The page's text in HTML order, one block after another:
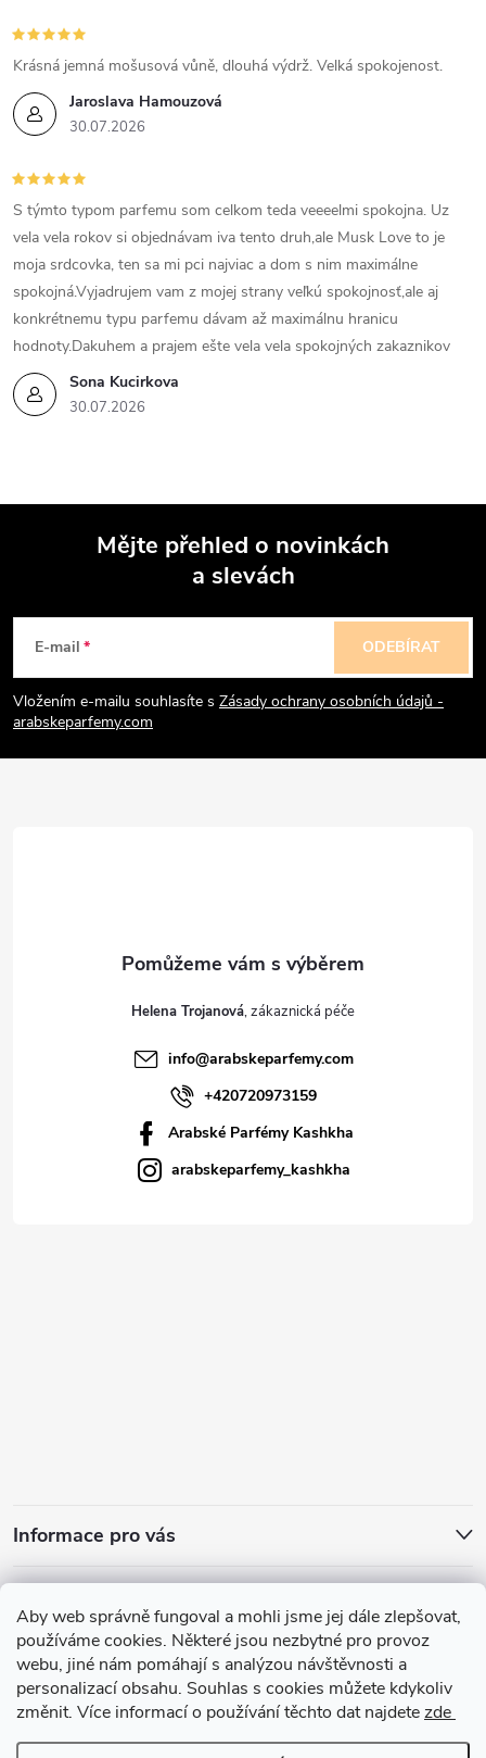
Aby web správně fungoval a mohli jsme jej dále zlepšovat,
používáme cookies. Některé jsou nezbytné pro provoz
webu, jiné nám pomáhají s analýzou návštěvnosti a
personalizací obsahu. Souhlas s cookies můžete kdykoliv
změnit. Více informací o používání těchto dat najdetezde
Jaroslava Hamouzová
30.07.2026
Krásná jemná mošusová vůně, dlouhá výdrž. Velká spokojenost.
Sona Kucirkova
30.07.2026
S týmto typom parfemu som celkom teda veeeelmi spokojna. Uz
vela vela rokov si objednávam iva tento druh,ale Musk Love to je
moja srdcovka, ten sa mi pci najviac a dom s nim maximálne
spokojná.Vyjadrujem vam z mojej strany veľkú spokojnosť,ale aj
konkrétnemu typu parfemu dávam až maximálnu hranicu
hodnoty.Dakuhem a prajem ešte vela vela spokojných zakaznikov
p
a
Mějte přehled o novinkách
a slevách
E-mail
Vložením e-mailu souhlasíte s Zásady ochrany osobních údajů -
arabskeparfemy.com
ODEBÍRAT
Helena Trojanová
info@arabskeparfemy.com
+420720973159
Arabské Parfémy Kashkha
arabskeparfemy_kashkha
Informace pro vás
Zajímavosti ze světa vůní